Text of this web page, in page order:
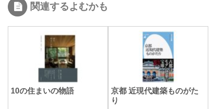
関連するよむかも
10の住まいの物語
京都 近現代建築ものがた
り